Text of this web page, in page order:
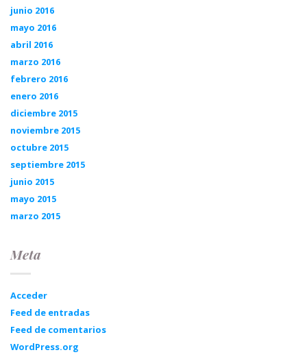
junio 2016
mayo 2016
abril 2016
marzo 2016
febrero 2016
enero 2016
diciembre 2015
noviembre 2015
octubre 2015
septiembre 2015
junio 2015
mayo 2015
marzo 2015
Meta
Acceder
Feed de entradas
Feed de comentarios
WordPress.org